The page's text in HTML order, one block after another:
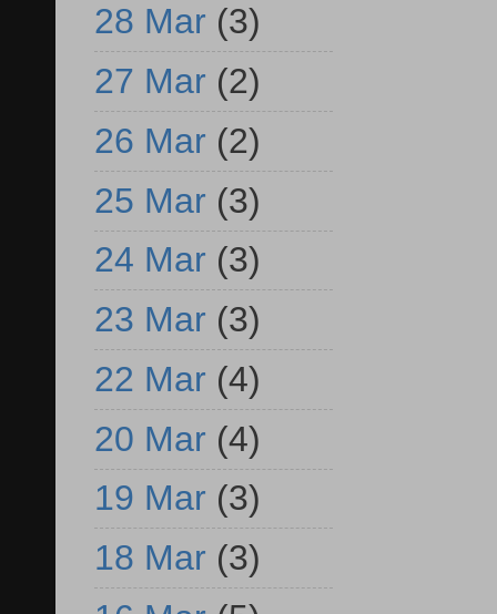
28 Mar (3)
27 Mar (2)
26 Mar (2)
25 Mar (3)
24 Mar (3)
23 Mar (3)
22 Mar (4)
20 Mar (4)
19 Mar (3)
18 Mar (3)